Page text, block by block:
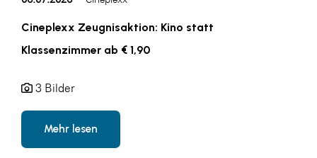
Cineplexx Zeugnisaktion: Kino statt
Klassenzimmer ab € 1,90
3 Bilder
Mehr lesen